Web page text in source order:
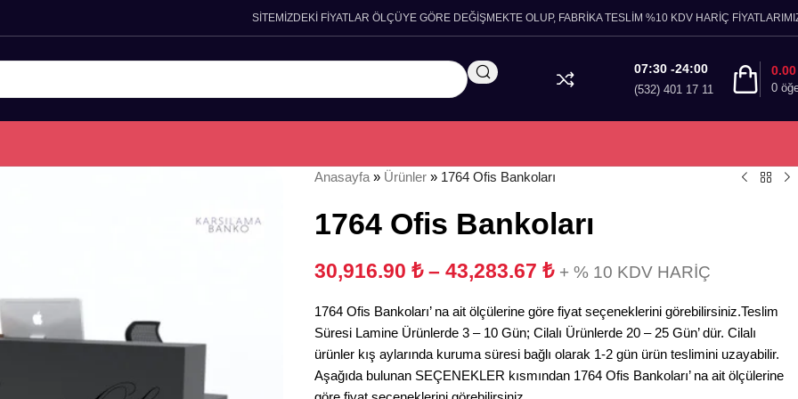
SİTEMİZDEKİ FİYATLAR ÖLÇÜYE GÖRE DEĞİŞMEKTE OLUP, FABRİKA TESLİM %10 KDV HARİÇ
07:30 -24:00
(532) 401 17 11 0
Anasayfa » Ürünler » 1764 Ofis Bankoları
1764 Ofis Bankoları
30,916.90₺ –43,283.67₺ + % 10 KDV HARİÇ
1764 Ofis Bankoları’ na ait ölçülerine göre fiyat seçeneklerini görebilirsiniz.Teslim
Süresi Lamine Ürünlerde 3 – 10 Gün; Cilalı Ürünlerde 20 – 25 Gün’ dür. Cilalı
ürünler kış aylarında kuruma süresi bağlı olarak 1-2 gün ürün teslimini uzayabilir.
Aşağıda bulunan SEÇENEKLER kısmından 1764 Ofis Bankoları’ na ait ölçülerine